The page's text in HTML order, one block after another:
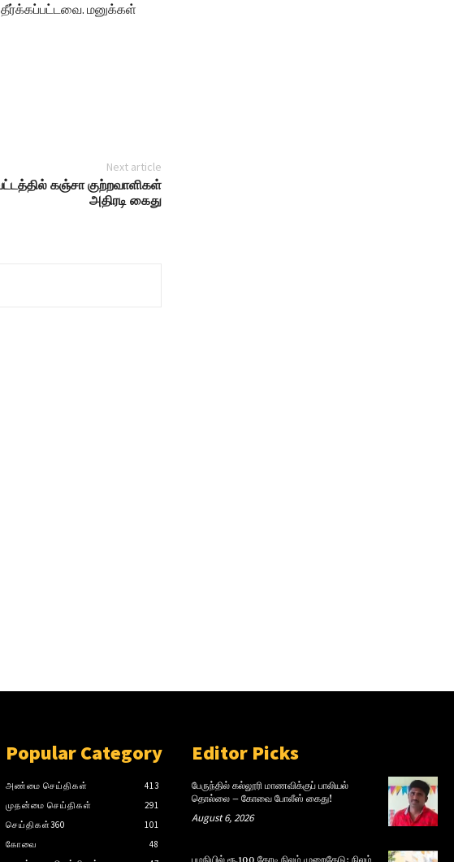
தீர்க்கப்பட்டவை. மனுக்கள்
Next article
கஞ்சா குற்றவாளிகள்
அதிரடி கைது
Popular Category
அண்மை செய்திகள்
413
முதன்மை செய்திகள்
291
செய்திகள்360
101
கோவை
48
Editor Picks
பேருந்தில் கல்லூரி மாணவிக்குப் பாலியல்
தொல்லை – கோவை போலீஸ் கைது!
August 6, 2026